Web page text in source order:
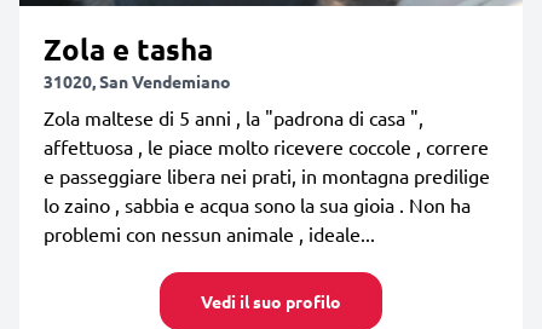
Zola e tasha
31020, San Vendemiano
Zola maltese di 5 anni , la "padrona di casa ",
affettuosa , le piace molto ricevere coccole , correre
e passeggiare libera nei prati, in montagna predilige
lo zaino , sabbia e acqua sono la sua gioia . Non ha
problemi con nessun animale , ideale...
Vedi il suo profilo